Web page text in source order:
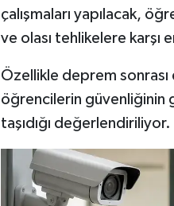
çalışmaları yapılacak,
ve olası tehlikelere karşı
Özellikle deprem
öğrencilerin güvenliğinin
taşıdığı değerlendiriliyor.